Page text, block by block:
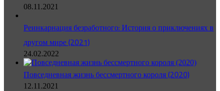
08.11.2021
Реинкарнация безработного: История о приключениях в
другом мире (2021)
24.02.2022
Повседневная жизнь бессмертного короля (2020)
12.11.2021